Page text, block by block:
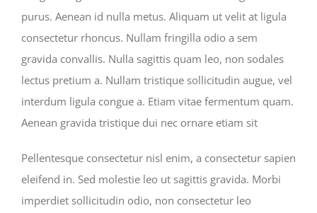
purus. Aenean id nulla metus. Aliquam ut velit at ligula
consectetur rhoncus. Nullam fringilla odio a sem
gravida convallis. Nulla sagittis quam leo, non sodales
lectus pretium a. Nullam tristique sollicitudin augue, vel
interdum ligula congue a. Etiam vitae fermentum quam.
Aenean gravida tristique dui nec ornare etiam sit
Pellentesque consectetur nisl enim, a consectetur sapien
eleifend in. Sed molestie leo ut sagittis gravida. Morbi
imperdiet sollicitudin odio, non consectetur leo